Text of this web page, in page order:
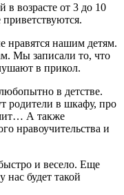
в возрасте от 3 до 10
нравятся нашим детям.
Мы записали то, что
в прикол.
в детстве.
родители в шкафу, про
А также
нравоучительства и
и весело. Еще
нас будет такой